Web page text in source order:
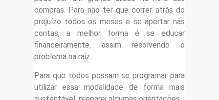
compras. Para não ter que correr atrás do
prejuízo todos os meses e se apertar nas
contas, a melhor forma é se educar
financeiramente, assim resolvendo o
problema na raiz.
Para que todos possam se programar para
utilizar essa modalidade de forma mais